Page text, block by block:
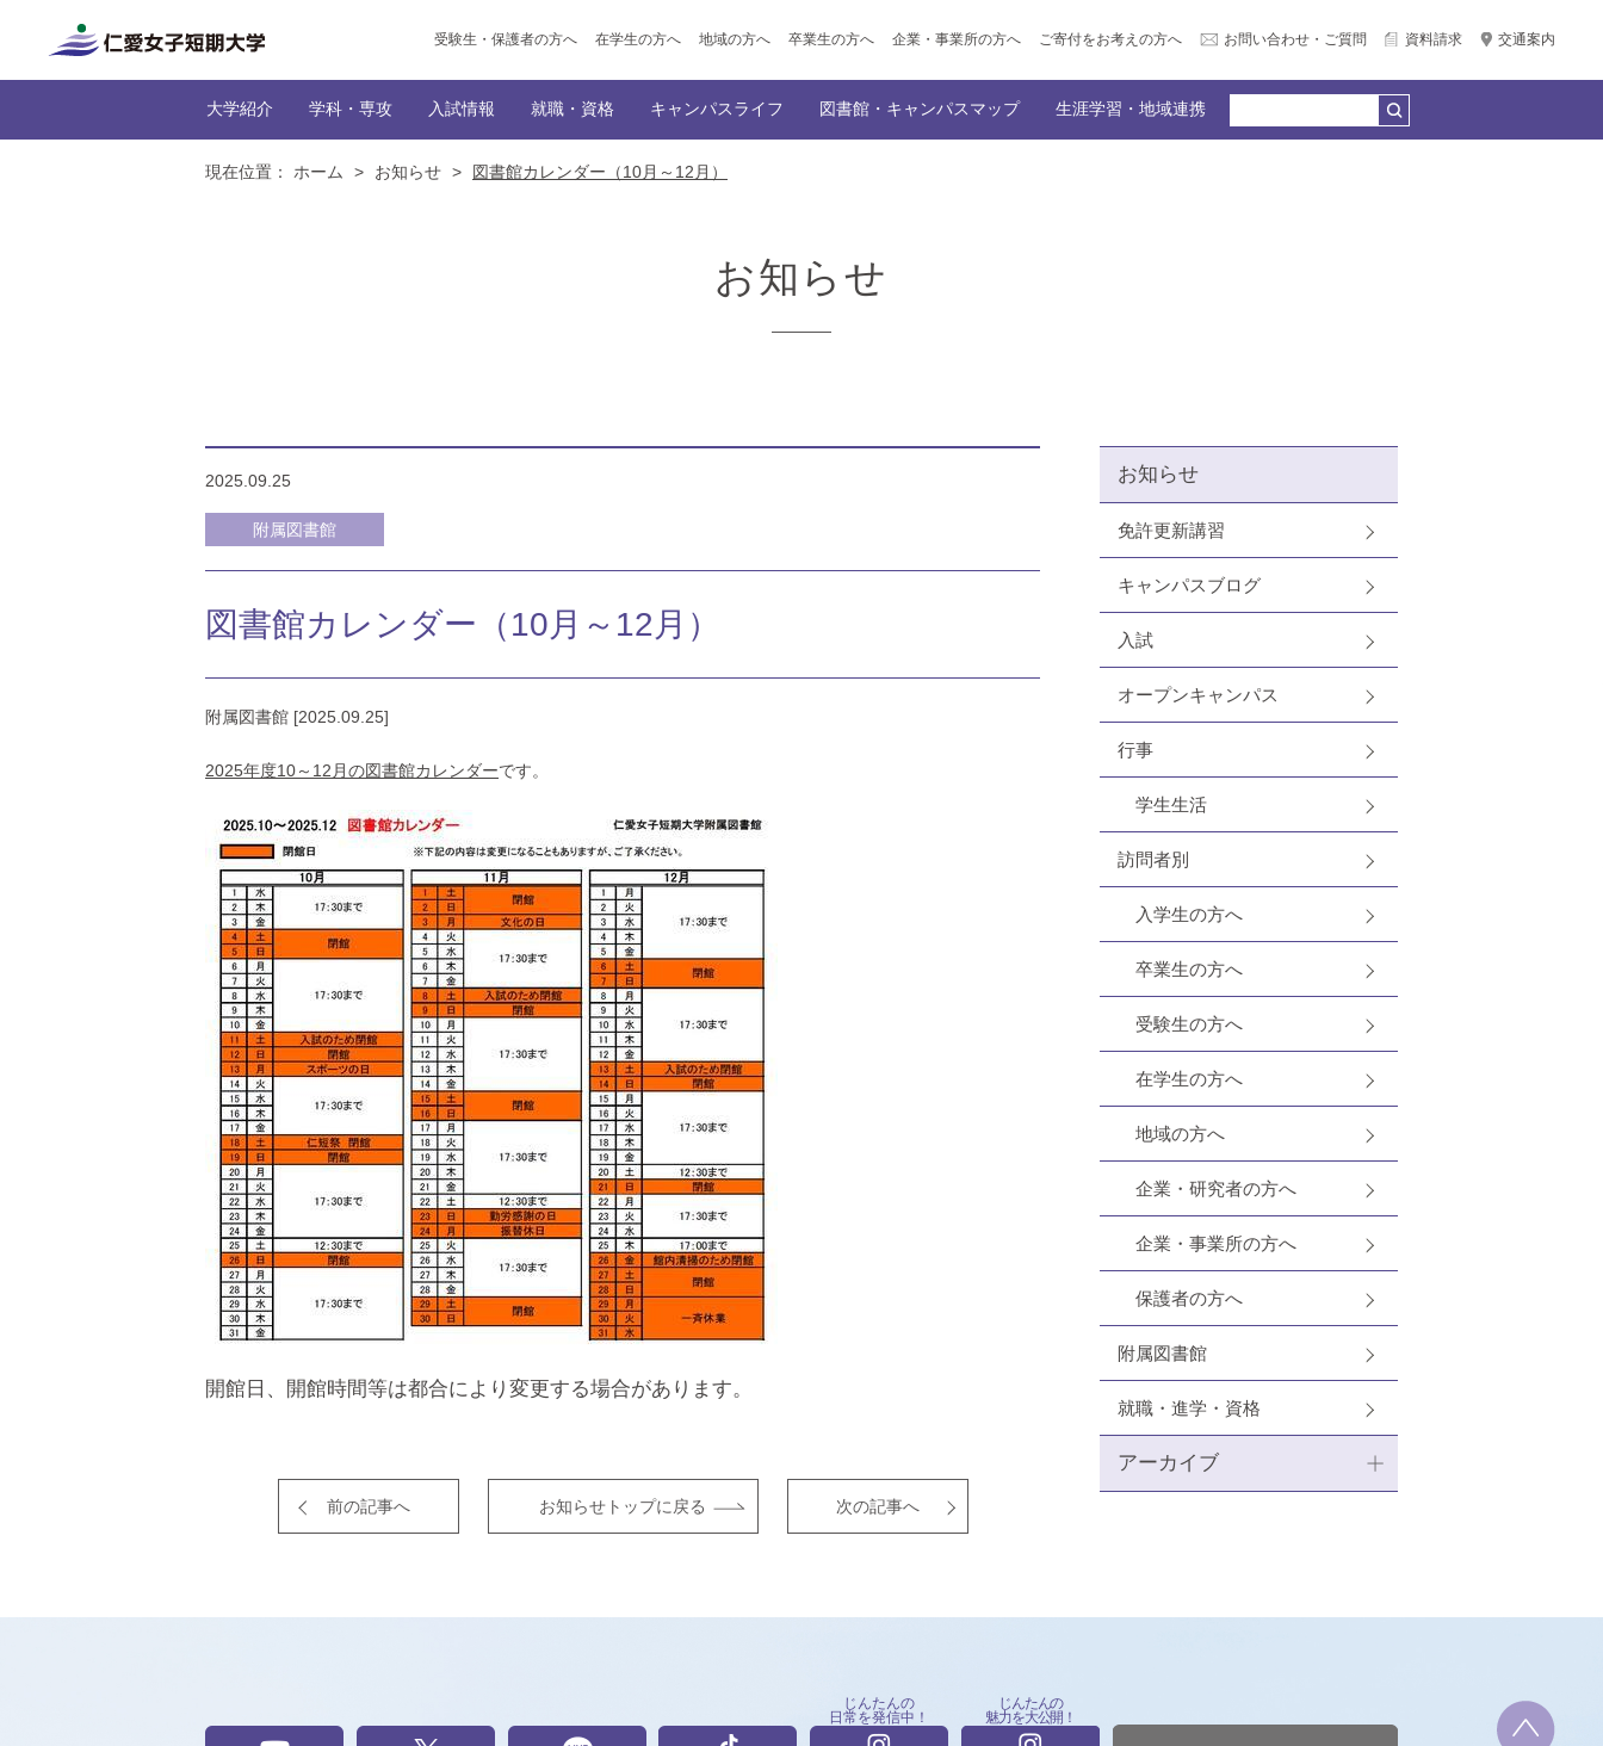
受験生・保護者の方へ 在学生の方へ 地域の方へ 卒業生の方へ 企業・事業所の方へ ご寄付をお考えの方へ お問い合わせ・ご質問 資料請求 交通案内
大学紹介 学科・専攻
NEWS一覧
入試情報 就職・資格 キャンパスライフ 図書館・キャンパスマップ 生涯学習・地域連携
現在位置： ホーム > お知らせ > 図書館カレンダー（10月～12月）
お知らせ
2025.09.25
附属図書館
図書館カレンダー（10月～12月）
附属図書館 [2025.09.25]
2025年度10～12月の図書館カレンダーです。
開館日、開館時間等は都合により変更する場合があります。
前の記事へ お知らせトップに戻る 次の記事へ
お知らせ
免許更新講習
キャンパスブログ
入試
オープンキャンパス
行事
学生生活
訪問者別
入学生の方へ
卒業生の方へ
受験生の方へ
在学生の方へ
地域の方へ
企業・研究者の方へ
企業・事業所の方へ
保護者の方へ
附属図書館
就職・進学・資格
アーカイブ
じんたんの
日常を発信中！
じんたんの
魅力を大公開！